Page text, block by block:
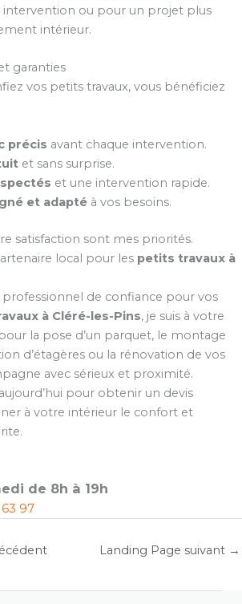
ou pour un projet plus
intérieur.
garanties
vos petits travaux, vous bénéficiez
précis avant chaque intervention.
et sans surprise.
et une intervention rapide.
et adaptéà vos besoins.
satisfaction sont mes priorités.
local pour les petits travaux à
professionnel de confiance pour vos
à Cléré-les-Pins, je suis à votre
la pose d’un parquet, le montage
d’étagères ou la rénovation de vos
avec sérieux et proximité.
pour obtenir un devis
à votre intérieur le confort et
de 8h à 19h
97
Landing Page suivant →